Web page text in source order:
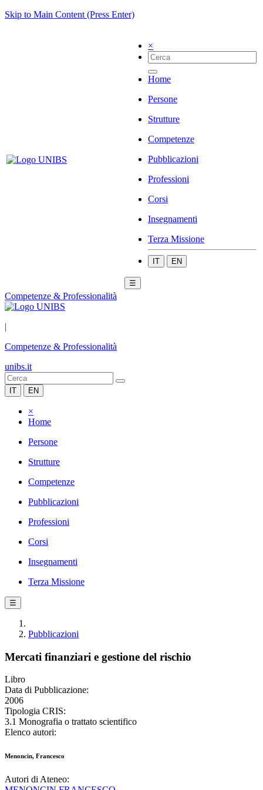
Skip to Main Content (Press Enter)
×
Home
Persone
Strutture
Competenze
Pubblicazioni
Professioni
Corsi
Insegnamenti
Terza Missione
IT EN
☰
Competenze & Professionalità
|
Competenze & Professionalità
unibs.it
IT EN
×
Home
Persone
Strutture
Competenze
Pubblicazioni
Professioni
Corsi
Insegnamenti
Terza Missione
☰
Pubblicazioni
Mercati finanziari e gestione del rischio
Libro
Data di Pubblicazione:
2006
Tipologia CRIS:
3.1 Monografia o trattato scientifico
Elenco autori:
Menoncin, Francesco
Autori di Ateneo: